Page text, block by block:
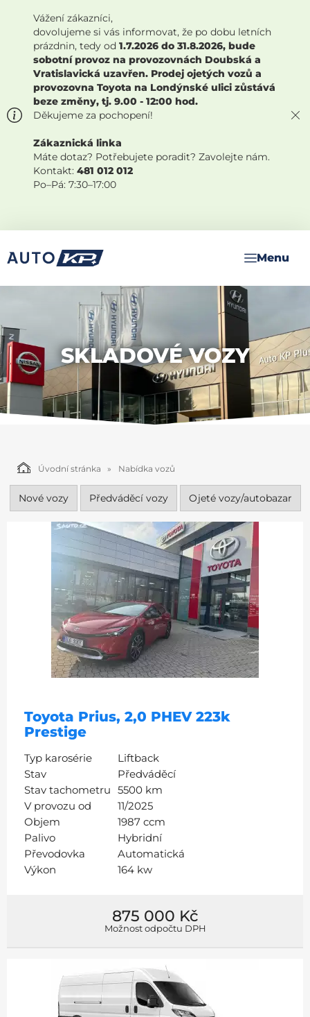
Vážení zákazníci,
dovolujeme si vás informovat, že po dobu letních
prázdnin, tedy od 1.7.2026 do 31.8.2026, bude
sobotní provoz na provozovnách Doubská a
Vratislavická uzavřen. Prodej ojetých vozů a
provozovna Toyota na Londýnské ulici zůstává
beze změny, tj. 9.00 - 12:00 hod.
Děkujeme za pochopení!
Zákaznická linka
Máte dotaz? Potřebujete poradit? Zavolejte nám.
Kontakt: 481 012 012
Po–Pá: 7:30–17:00
SKLADOVÉ VOZY
Úvodní stránka Nabídka vozů
Nové vozy Předváděcí vozy Ojeté vozy/autobazar
Toyota Prius, 2,0 PHEV 223k
Prestige
Typ karosérie
Liftback
Stav
Předváděcí
Stav tachometru 5500 km
V provozu od
11/2025
Objem
1987 ccm
Palivo
Hybridní
Převodovka
Automatická
Výkon
164 kw
875 000 Kč
Možnost odpočtu DPH